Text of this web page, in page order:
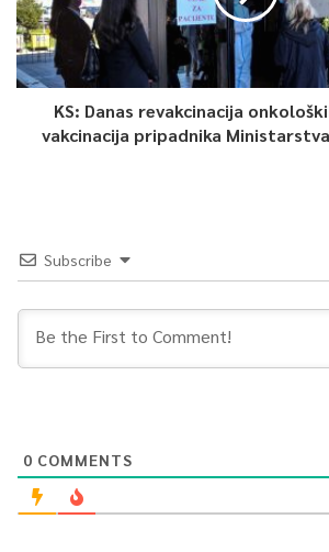
KS: Danas revakcinacija
vakcinacija pripadnika
Subscribe
0 COMMENTS